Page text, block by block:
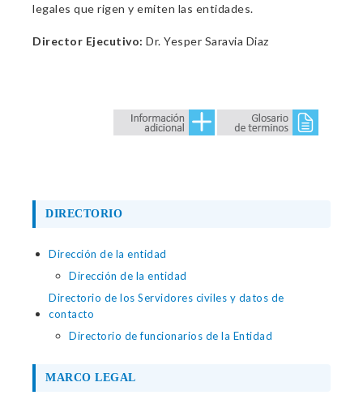
legales que rigen y emiten las entidades.
Director Ejecutivo: Dr. Yesper Saravia Diaz
DIRECTORIO
Dirección de la entidad
Dirección de la entidad
Directorio de los Servidores civiles y datos de
contacto
Directorio de funcionarios de la Entidad
MARCO LEGAL